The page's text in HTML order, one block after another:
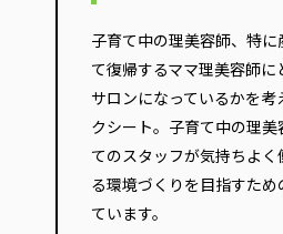
子育て中の理美容師、特
て復帰するママ理美容師に
サロンになっているかを考
クシート。子育て中の理美
てのスタッフが気持ちよく
る環境づくりを目指すため
ています。